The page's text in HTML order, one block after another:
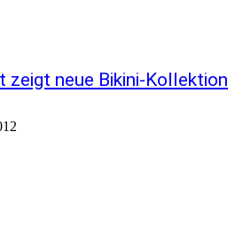
zeigt neue Bikini-Kollektion